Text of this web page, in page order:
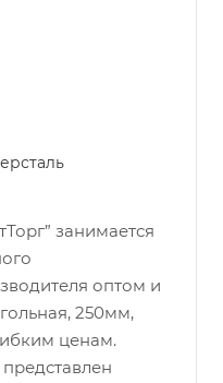
занимается
оптом и
250мм,
ценам.